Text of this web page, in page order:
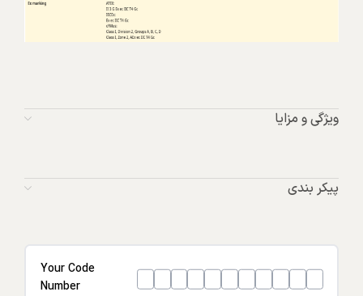
ویژگی و مزایا
پیکر بندی
Your Code
Number